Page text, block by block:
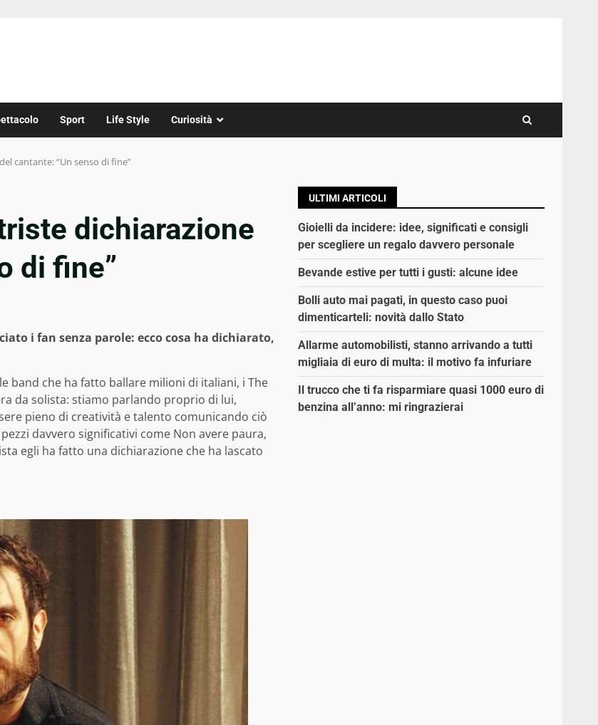
Sport Life Style Curiosità
cantante: “Un senso di fine”
dichiarazione
di fine”
i fan senza parole: ecco cosa ha dichiarato,
band che ha fatto ballare milioni di italiani, i The
da solista: stiamo parlando proprio di lui,
pieno di creatività e talento comunicando ciò
davvero significativi come Non avere paura,
egli ha fatto una dichiarazione che ha lascato
ULTIMI ARTICOLI
Gioielli da incidere: idee, significati e consigli
per scegliere un regalo davvero personale
Bevande estive per tutti i gusti: alcune idee
Bolli auto mai pagati, in questo caso puoi
dimenticarteli: novità dallo Stato
Allarme automobilisti, stanno arrivando a tutti
migliaia di euro di multa: il motivo fa infuriare
Il trucco che ti fa risparmiare quasi 1000 euro di
benzina all’anno: mi ringrazierai